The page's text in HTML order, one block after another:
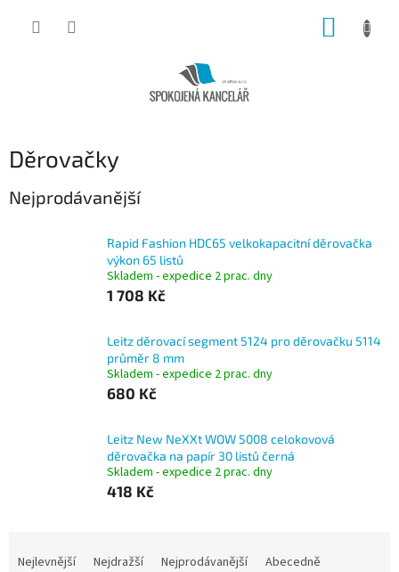
Děrovačky
Nejprodávanější
Rapid Fashion HDC65 velkokapacitní děrovačka
výkon 65 listů
Skladem - expedice 2 prac. dny
1 708 Kč
Leitz děrovací segment 5124 pro děrovačku 5114
průměr 8 mm
Skladem - expedice 2 prac. dny
680 Kč
Leitz New NeXXt WOW 5008 celokovová
děrovačka na papír 30 listů černá
Skladem - expedice 2 prac. dny
418 Kč
Nejlevnější Nejdražší Nejprodávanější Abecedně